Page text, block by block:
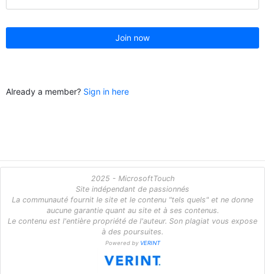
Join now
Already a member? Sign in here
2025 - MicrosoftTouch
Site indépendant de passionnés
La communauté fournit le site et le contenu "tels quels" et ne donne
aucune garantie quant au site et à ses contenus.
Le contenu est l'entière propriété de l'auteur. Son plagiat vous expose
à des poursuites.
Powered by VERINT